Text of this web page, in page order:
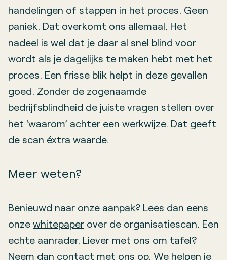
handelingen of stappen in het proces. Geen
paniek. Dat overkomt ons allemaal. Het
nadeel is wel dat je daar al snel blind voor
wordt als je dagelijks te maken hebt met het
proces. Een frisse blik helpt in deze gevallen
goed. Zonder de zogenaamde
bedrijfsblindheid de juiste vragen stellen over
het ‘waarom’ achter een werkwijze. Dat geeft
de scan éxtra waarde.
Meer weten?
Benieuwd naar onze aanpak? Lees dan eens
onze whitepaper over de organisatiescan. Een
echte aanrader. Liever met ons om tafel?
Neem dan contact met ons op. We helpen je